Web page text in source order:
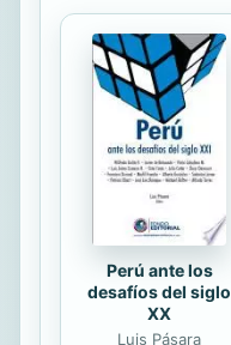
Perú ante los
desafíos del siglo
XX
Luis Pásara